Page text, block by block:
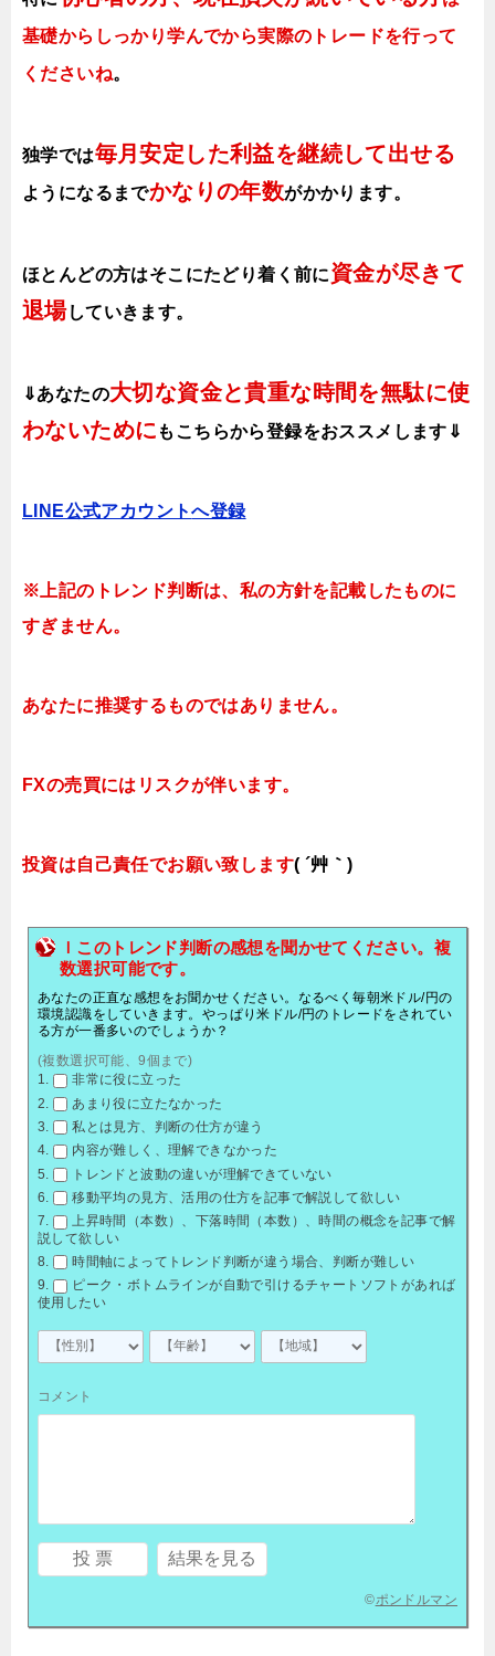
基礎からしっかり学んでから実際のトレードを行って
くださいね。
独学では毎月安定した利益を継続して出せる
ようになるまでかなりの年数がかかります。
ほとんどの方はそこにたどり着く前に資金が尽きて
退場していきます。
⇓あなたの大切な資金と貴重な時間を無駄に使
わないために も こちらから登録をおススメします⇓
LINE公式アカウントへ登録
※上記のトレンド判断は、私の方針を記載したものに
すぎません。
あなたに推奨するものではありません。
FXの売買にはリスクが伴います。
投資は自己責任でお願い致します( ´艸｀)
ｌこのトレンド判断の感想を聞かせてください。複
数選択可能です。
あなたの正直な感想をお聞かせください。なるべく毎朝米ドル/円の
環境認識をしていきます。やっぱり米ドル/円のトレードをされてい
る方が一番多いのでしょうか？
(複数選択可能、9個まで)
非常に役に立った
あまり役に立たなかった
私とは見方、判断の仕方が違う
内容が難しく、理解できなかった
トレンドと波動の違いが理解できていない
移動平均の見方、活用の仕方を記事で解説して欲しい
上昇時間（本数）、下落時間（本数）、時間の概念を記事で解
説して欲しい
時間軸によってトレンド判断が違う場合、判断が難しい
ピーク・ボトムラインが自動で引けるチャートソフトがあれば
使用したい
コメント
©ポンドルマン